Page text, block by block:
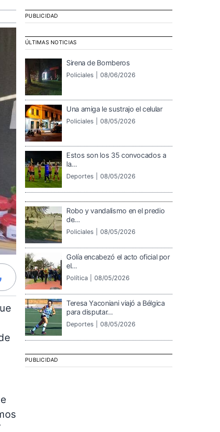
PUBLICIDAD
ÚLTIMAS NOTICIAS
Sirena de Bomberos
Policiales | 08/06/2026
Una amiga le sustrajo el celular
Policiales | 08/05/2026
Estos son los 35 convocados a
la...
Deportes | 08/05/2026
Robo y vandalismo en el predio
de...
Policiales | 08/05/2026
Golía encabezó el acto oficial por
el...
Política | 08/05/2026
Teresa Yaconiani viajó a Bélgica
para disputar...
Deportes | 08/05/2026
PUBLICIDAD